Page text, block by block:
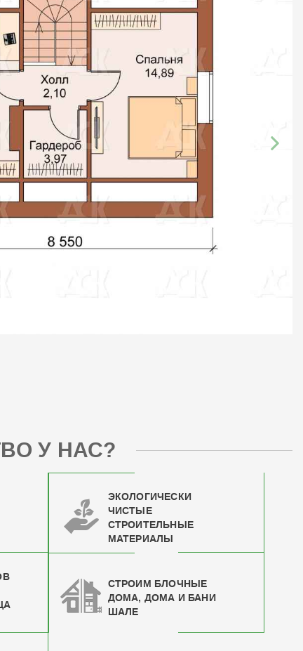
У НАС?
ЭКОЛОГИЧЕСКИ
ЧИСТЫЕ
СТРОИТЕЛЬНЫЕ
МАТЕРИАЛЫ
СТРОИМ БЛОЧНЫЕ
ДОМА, ДОМА И БАНИ
ШАЛЕ